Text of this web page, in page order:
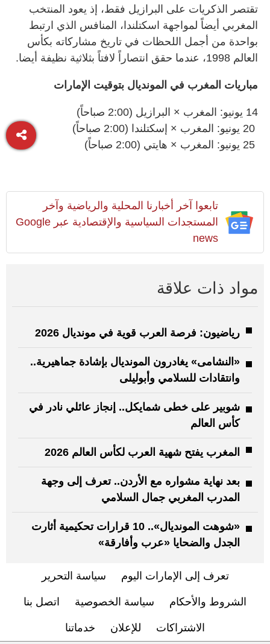
تقتصر الذكريات على البرازيل فقط، إذ يعود المنتخب
المغربي أيضاً لمواجهة اسكتلندا، المنافس الذي ارتبط
بواحدة من أجمل اللحظات في تاريخ مشاركاته بكأس
العالم 1998، عندما حقق انتصاراً لافتاً بثلاثية نظيفة أيضا.
مباريات المغرب في المونديال بتوقيت الإمارات
14 يونيو: المغرب × البرازيل (2:00 صباحاً)
تابعوا آخر أخبارنا المحلية والرياضية وآخر
المستجدات السياسية والإقتصادية عبر Google
news
مواد ذات علاقة
رياضيون: فرصة العرب قوية في مونديال 2026
«النشامى» يغادرون المونديال بإشادة جماهيرية..
وانتقادات للسلامي وأبوليلى
شوبير على خطى شمايكل.. إنجاز عائلي نادر في
كأس العالم
المغرب يفتح شهية العرب لكأس العالم 2026
بعد نهاية مشواره مع الأردن.. تعرف إلى وجهة
المدرب المغربي جمال السلامي
«شوهت المونديال».. 10 قرارات تحكيمية أثارت
الجدل والضحايا «عرب وأفارقة»
تعرف إلى الإمارات اليوم سياسة التحرير
الشروط والأحكام سياسة الخصوصية اتصل بنا
الاشتراكات للإعلان خدماتنا